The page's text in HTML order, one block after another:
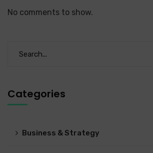
No comments to show.
Categories
Business & Strategy